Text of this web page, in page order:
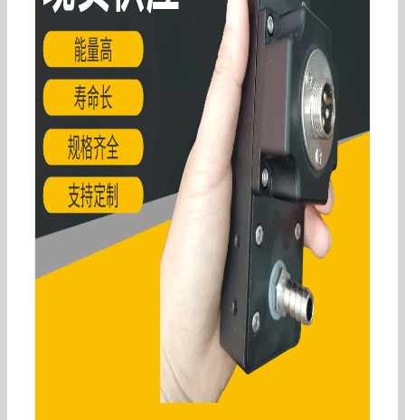
实验室UVLED烘箱全自动旋转UV烤箱UV固化机油
墨油漆固化箱